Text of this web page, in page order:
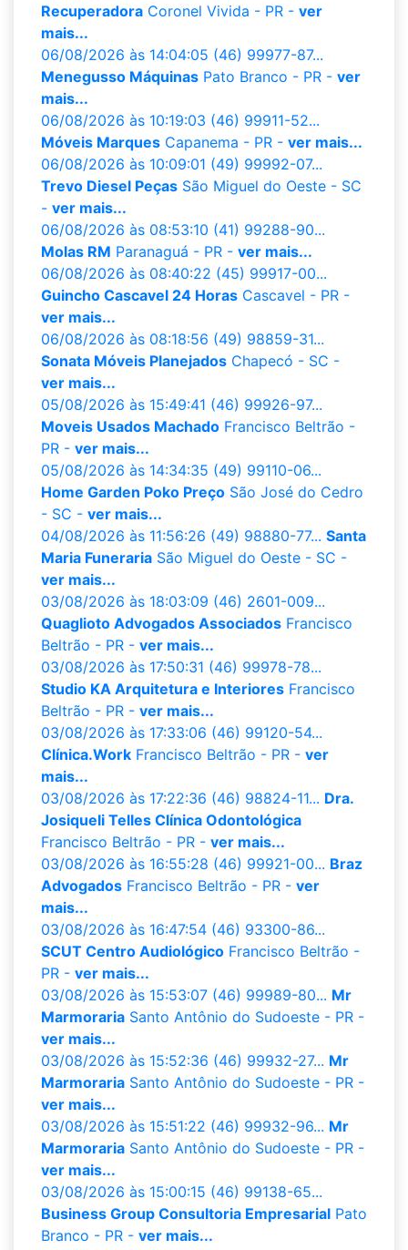
Recuperadora Coronel Vivida - PR - ver
mais...
06/08/2026 às 14:04:05 (46) 99977-87...
Menegusso Máquinas Pato Branco - PR - ver
mais...
06/08/2026 às 10:19:03 (46) 99911-52...
Móveis Marques Capanema - PR - ver mais...
06/08/2026 às 10:09:01 (49) 99992-07...
Trevo Diesel Peças São Miguel do Oeste - SC
- ver mais...
06/08/2026 às 08:53:10 (41) 99288-90...
Molas RM Paranaguá - PR - ver mais...
06/08/2026 às 08:40:22 (45) 99917-00...
Guincho Cascavel 24 Horas Cascavel - PR -
ver mais...
06/08/2026 às 08:18:56 (49) 98859-31...
Sonata Móveis Planejados Chapecó - SC -
ver mais...
05/08/2026 às 15:49:41 (46) 99926-97...
Moveis Usados Machado Francisco Beltrão -
PR - ver mais...
05/08/2026 às 14:34:35 (49) 99110-06...
Home Garden Poko Preço São José do Cedro
- SC - ver mais...
04/08/2026 às 11:56:26 (49) 98880-77... Santa
Maria Funeraria São Miguel do Oeste - SC -
ver mais...
03/08/2026 às 18:03:09 (46) 2601-009...
Quaglioto Advogados Associados Francisco
Beltrão - PR - ver mais...
03/08/2026 às 17:50:31 (46) 99978-78...
Studio KA Arquitetura e Interiores Francisco
Beltrão - PR - ver mais...
03/08/2026 às 17:33:06 (46) 99120-54...
Clínica.Work Francisco Beltrão - PR - ver
mais...
03/08/2026 às 17:22:36 (46) 98824-11... Dra.
Josiqueli Telles Clínica Odontológica
Francisco Beltrão - PR - ver mais...
03/08/2026 às 16:55:28 (46) 99921-00... Braz
Advogados Francisco Beltrão - PR - ver
mais...
03/08/2026 às 16:47:54 (46) 93300-86...
SCUT Centro Audiológico Francisco Beltrão -
PR - ver mais...
03/08/2026 às 15:53:07 (46) 99989-80... Mr
Marmoraria Santo Antônio do Sudoeste - PR -
ver mais...
03/08/2026 às 15:52:36 (46) 99932-27... Mr
Marmoraria Santo Antônio do Sudoeste - PR -
ver mais...
03/08/2026 às 15:51:22 (46) 99932-96... Mr
Marmoraria Santo Antônio do Sudoeste - PR -
ver mais...
03/08/2026 às 15:00:15 (46) 99138-65...
Business Group Consultoria Empresarial Pato
Branco - PR - ver mais...